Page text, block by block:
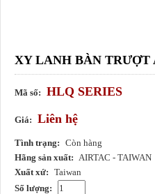
XY LANH BÀN TRƯỢT
Mã số: HLQ SERIES
Giá: Liên hệ
Tình trạng:
Còn hàng
Hãng sản xuất: AIRTAC - TAIWAN
Xuất xứ:
Taiwan
Số lượng: